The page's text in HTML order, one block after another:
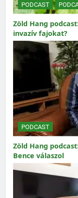
PODCAST
Zöld Hang
invazív fajokat?
PODCAST
Zöld Hang
Bence válaszol